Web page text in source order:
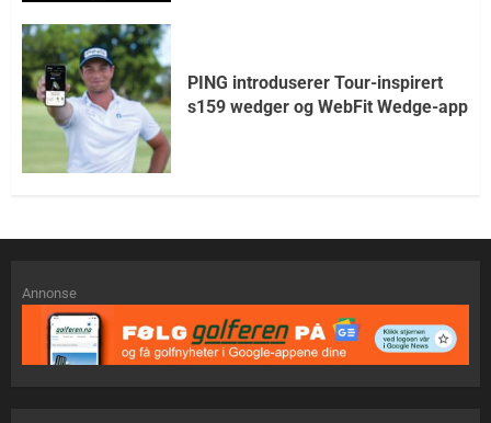
PING introduserer Tour-inspirert
s159 wedger og WebFit Wedge-app
Annonse